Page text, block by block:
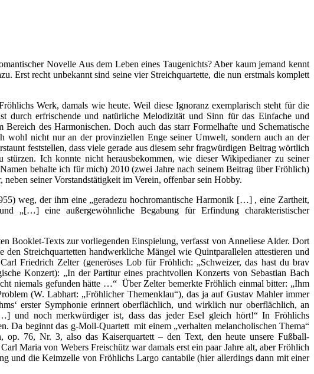
Novelle Aus dem Leben eines Taugenichts? Aber kaum jemand kennt
Erst recht unbekannt sind seine vier Streichquartette, die nun erstmals komplett
Werk, damals wie heute. Weil diese Ignoranz exemplarisch steht für die
durch erfrischende und natürliche Melodizität und Sinn für das Einfache und
des Harmonischen. Doch auch das starr Formelhafte und Schematische
wohl nicht nur an der provinziellen Enge seiner Umwelt, sondern auch an der
feststellen, dass viele gerade aus diesem sehr fragwürdigen Beitrag wörtlich
Ich konnte nicht herausbekommen, wie dieser Wikipedianer zu seiner
behalte ich für mich) 2010 (zwei Jahre nach seinem Beitrag über Fröhlich)
seiner Vorstandstätigkeit im Verein, offenbar sein Hobby.
weg, der ihm eine „geradezu hochromantische Harmonik […] , eine Zartheit,
„[…] eine außergewöhnliche Begabung für Erfindung charakteristischer
Booklet-Texts zur vorliegenden Einspielung, verfasst von Anneliese Alder. Dort
Streichquartetten handwerkliche Mängel wie Quintparallelen attestieren und
Friedrich Zelter (generöses Lob für Fröhlich: „Schweizer, das hast du brav
Konzert): „In der Partitur eines prachtvollen Konzerts von Sebastian Bach
niemals gefunden hätte …“ Über Zelter bemerkte Fröhlich einmal bitter: „Ihm
(W. Labhart: „Fröhlicher Themenklau“), das ja auf Gustav Mahler immer
erster Symphonie erinnert oberflächlich, und wirklich nur oberflächlich, an
und noch merkwürdiger ist, dass das jeder Esel gleich hört!“ In Fröhlichs
Da beginnt das g-Moll-Quartett mit einem „verhalten melancholischen Thema“
76, Nr. 3, also das Kaiserquartett – den Text, den heute unsere Fußball-
Maria von Webers Freischütz war damals erst ein paar Jahre alt, aber Fröhlich
und die Keimzelle von Fröhlichs Largo cantabile (hier allerdings dann mit einer